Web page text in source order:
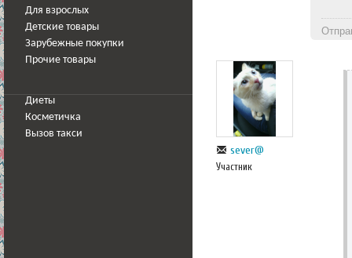
Для взрослых
Детские товары
Зарубежные покупки
Прочие товары
Диеты
Косметичка
Вызов такси
sever@
Участник